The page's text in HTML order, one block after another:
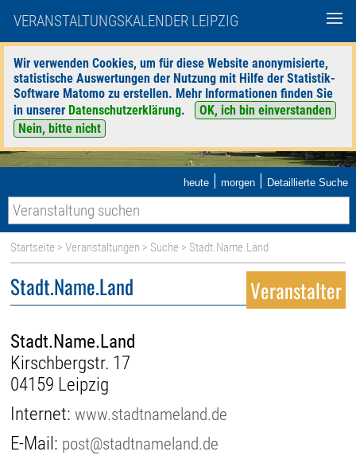
VERANSTALTUNGSKALENDER LEIPZIG
Wir verwenden Cookies, um für diese Website anonymisierte,
statistische Auswertungen der Nutzung mit Hilfe der Statistik-
Software Matomo zu erstellen. Mehr Informationen finden Sie
in unserer Datenschutzerklärung.
OK, ich bin einverstanden
Nein, bitte nicht
heute | morgen | Detaillierte Suche
Startseite >Veranstaltungen > Suche > Stadt.Name.Land
Veranstalter
Stadt.Name.Land
Stadt.Name.Land
Kirschbergstr. 17
04159 Leipzig
Internet:www.stadtnameland.de
E-Mail: post@stadtnameland.de